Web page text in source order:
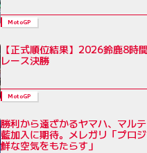
MotoGP
【正式順位結果】2026鈴鹿8時
レース決勝
MotoGP
勝利から遠ざかるヤマハ、マル
藍加入に期待。メレガリ「プロ
鮮な空気をもたらす」